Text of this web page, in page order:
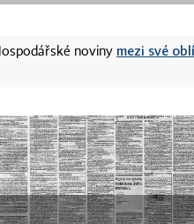
noviny mezi své